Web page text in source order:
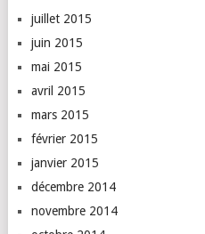
juillet 2015
juin 2015
mai 2015
avril 2015
mars 2015
février 2015
janvier 2015
décembre 2014
novembre 2014